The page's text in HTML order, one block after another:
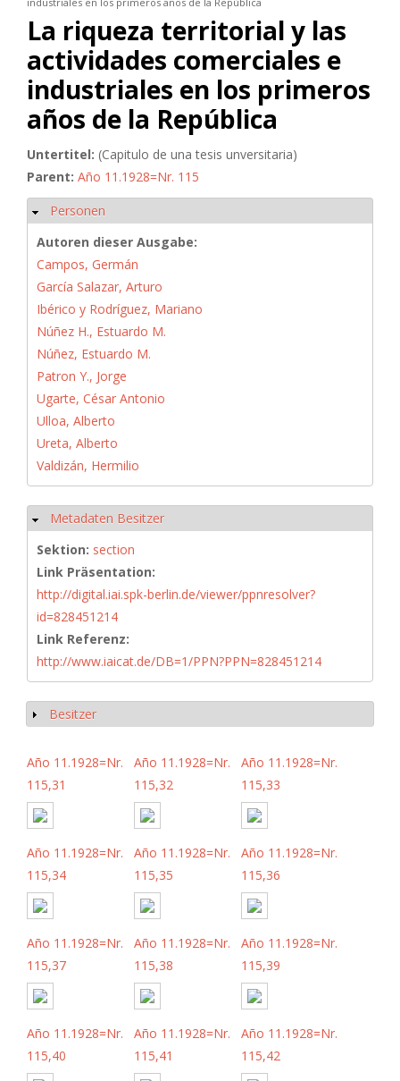
La riqueza territorial y las
actividades comerciales e
industriales en los primeros
años de la República
Untertitel: (Capitulo de una tesis unversitaria)
Parent: Año 11.1928=Nr. 115
Ausblenden
Personen
Autoren dieser Ausgabe:
Campos, Germán
García Salazar, Arturo
Ibérico y Rodríguez, Mariano
Núñez H., Estuardo M.
Núñez, Estuardo M.
Patron Y., Jorge
Ugarte, César Antonio
Ulloa, Alberto
Ureta, Alberto
Valdizán, Hermilio
Ausblenden
Metadaten Besitzer
Sektion: section
Link Präsentation:
http://digital.iai.spk-berlin.de/viewer/ppnresolver?
id=828451214
Link Referenz:
http://www.iaicat.de/DB=1/PPN?PPN=828451214
Anzeigen
Besitzer
Año 11.1928=Nr.
115,31
Año 11.1928=Nr.
115,32
Año 11.1928=Nr.
115,33
Año 11.1928=Nr.
115,34
Año 11.1928=Nr.
115,35
Año 11.1928=Nr.
115,36
Año 11.1928=Nr.
115,37
Año 11.1928=Nr.
115,38
Año 11.1928=Nr.
115,39
Año 11.1928=Nr.
115,40
Año 11.1928=Nr.
115,41
Año 11.1928=Nr.
115,42